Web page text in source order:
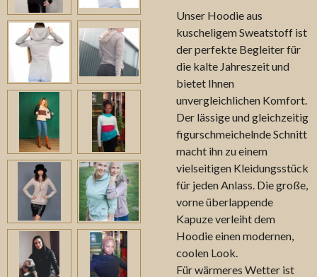
Unser Hoodie aus
kuscheligem Sweatstoff ist
der perfekte Begleiter für
die kalte Jahreszeit und
bietet Ihnen
unvergleichlichen Komfort.
Der lässige und gleichzeitig
figurschmeichelnde Schnitt
macht ihn zu einem
vielseitigen Kleidungsstück
für jeden Anlass. Die große,
vorne überlappende
Kapuze verleiht dem
Hoodie einen modernen,
coolen Look.
Für wärmeres Wetter ist